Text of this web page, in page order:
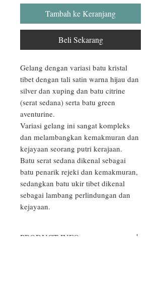
Tambah ke Keranjang
Beli Sekarang
Gelang dengan variasi batu kristal
tibet dengan tali satin warna hijau dan
silver dan xuping dan batu citrine
(serat sedana) serta batu green
aventurine.
Variasi gelang ini sangat kompleks
dan melambangkan kemakmuran dan
kejayaan seorang putri kerajaan.
Batu serat sedana dikenal sebagai
batu penarik rejeki dan kemakmuran,
sedangkan batu ukir tibet dikenal
sebagai lambang perlindungan dan
kejayaan.
PRODUCT INFO